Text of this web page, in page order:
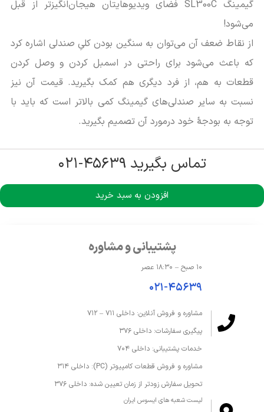
گیمینگ SL300C فضای ویدیوهایتان هیجان‌انگیزتر از قبل
می‌شود!
از نقاط ضعف آن می‌توان به سنگین بودن کلیِ صندلی اشاره کرد
که باعث می‌شود برای راحتی در اسمبل کردن و وصل کردن
قطعات به هم، از فرد دیگری هم کمک بگیرید. قیمت آن نیز
نسبت به سایر صندلی‌های گیمینگ کمی بالاتر است که باید با
توجه به بودجۀ خود درمورد آن تصمیم بگیرید.
تماس بگیرید ۴۵۶۳۹-۰۲۱
افزودن به سبد خرید
پشتیبانی و مشاوره
۱۰ صبح – ۱۸:۳۰ عصر
۰۲۱-۴۵۶۳۹
مشاوره و فروش آنلاین: داخلی ۷۱۱ – ۷۱۲
پیگیری سفارشات: داخلی ۳۷۶
خدمات پشتیبانی: داخلی ۷۰۴
مشاوره و فروش قطعات کامپیوتر (PC): داخلی ۳۱۴
تحویل سفارش زودتر از زمان تعیین شده: داخلی ۳۷۶
لیست شعبه های ایسوس ایران